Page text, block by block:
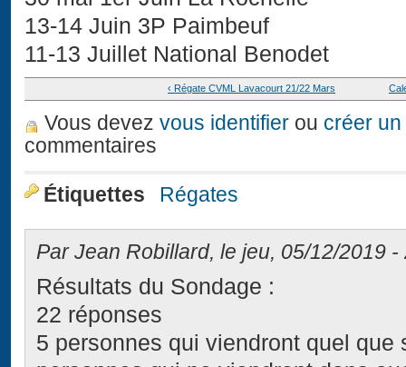
13-14 Juin 3P Paimbeuf
11-13 Juillet National Benodet
‹ Régate CVML Lavacourt 21/22 Mars
Vous devez vous identifier ou créer
commentaires
Étiquettes Régates
Par Jean Robillard, le jeu, 05/12/2019 -
Résultats du Sondage :
22 réponses
5 personnes qui viendront quel